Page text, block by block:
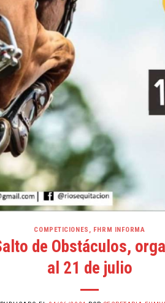
COMPETICIONES , FHRM INFORMA
de Obstáculos,
al 21 de julio